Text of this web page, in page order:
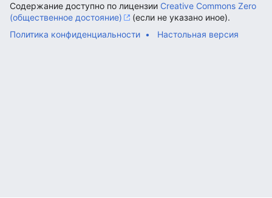
Содержание доступно по лицензии Creative Commons Zero
(общественное достояние)
(если не указано иное).
Политика конфиденциальности
Настольная версия